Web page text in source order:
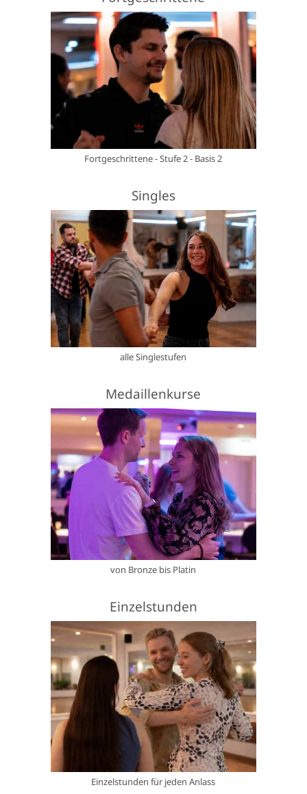
Fortgeschrittene - Stufe 2 - Basis 2
Singles
alle Singlestufen
Medaillenkurse
von Bronze bis Platin
Einzelstunden
Einzelstunden für jeden Anlass